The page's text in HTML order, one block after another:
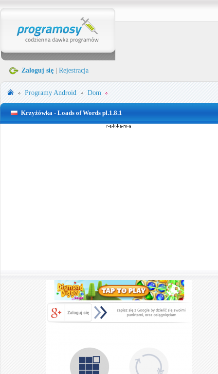
Zaloguj się Rejestracja
ProgramyAndroid Dom
Krzyżówka - Loads of Words pl.1.8.1